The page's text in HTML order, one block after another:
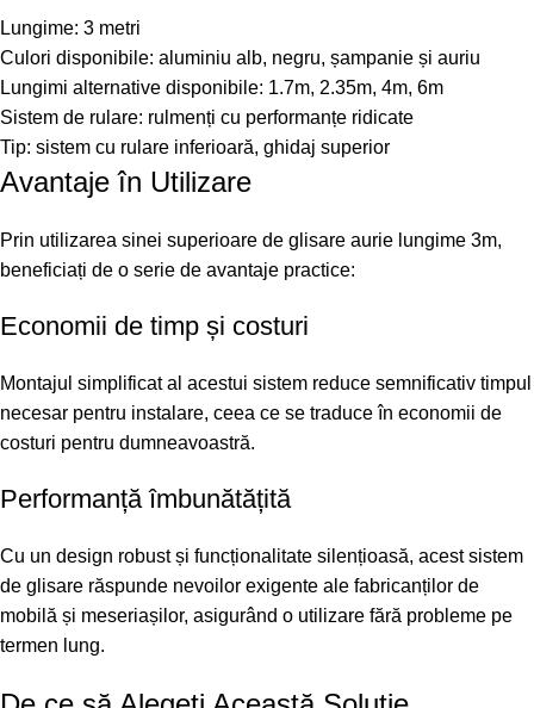
Lungime: 3 metri
Culori disponibile: aluminiu alb, negru, șampanie și auriu
Lungimi alternative disponibile: 1.7m, 2.35m, 4m, 6m
Sistem de rulare: rulmenți cu performanțe ridicate
Tip: sistem cu rulare inferioară, ghidaj superior
Avantaje în Utilizare
Prin utilizarea sinei superioare de glisare aurie lungime 3m,
beneficiați de o serie de avantaje practice:
Economii de timp și costuri
Montajul simplificat al acestui sistem reduce semnificativ timpul
necesar pentru instalare, ceea ce se traduce în economii de
costuri pentru dumneavoastră.
Performanță îmbunătățită
Cu un design robust și funcționalitate silențioasă, acest sistem
de glisare răspunde nevoilor exigente ale fabricanților de
mobilă și meseriașilor, asigurând o utilizare fără probleme pe
termen lung.